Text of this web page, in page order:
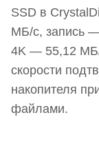
SSD в
МБ/с, запись
4K — 55,12
скорости
накопителя
файлами.